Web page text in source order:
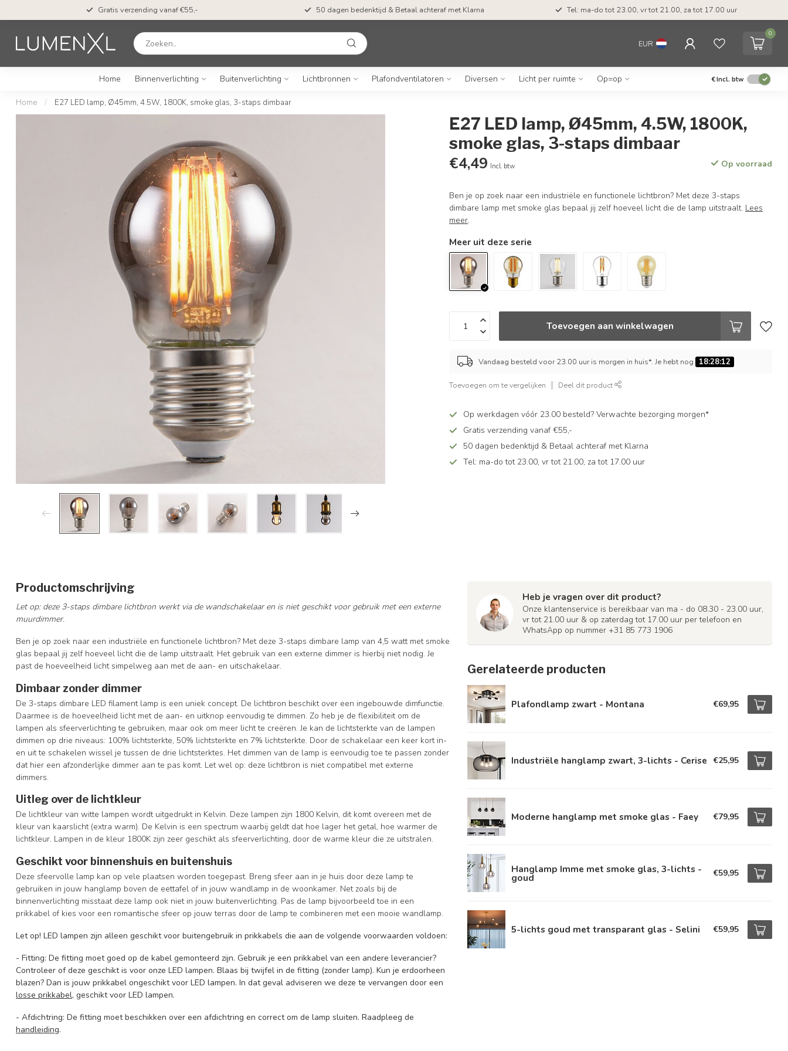
Gratis verzending vanaf €55,- 50 dagen bedenktijd & Betaal achteraf met Klarna Tel: ma-do tot 23.00, vr tot 21.00, za tot 17.00 uur
EUR
0
Home Binnenverlichting Buitenverlichting Lichtbronnen Plafondventilatoren Diversen Licht per ruimte Op=op €Incl. btw
Home / E27 LED lamp, Ø45mm, 4.5W, 1800K, smoke glas, 3-staps dimbaar
E27 LED lamp, Ø45mm, 4.5W, 1800K,
smoke glas, 3-staps dimbaar
€4,49 Incl. btw Op voorraad
Ben je op zoek naar een industriële en functionele lichtbron? Met deze 3-staps
dimbare lamp met smoke glas bepaal jij zelf hoeveel licht die de lamp uitstraalt. Lees
meer.
Meer uit deze serie
Toevoegen aan winkelwagen
Vandaag besteld voor 23.00 uur is morgen in huis*. Je hebt nog 18:28:12
Toevoegen om te vergelijken Deel dit product
Op werkdagen vóór 23.00 besteld? Verwachte bezorging morgen*
Gratis verzending vanaf €55,-
50 dagen bedenktijd & Betaal achteraf met Klarna
Tel: ma-do tot 23.00, vr tot 21.00, za tot 17.00 uur
Productomschrijving
Let op: deze 3-staps dimbare lichtbron werkt via de wandschakelaar en is niet geschikt voor gebruik met een externe
muurdimmer.
Ben je op zoek naar een industriële en functionele lichtbron? Met deze 3-staps dimbare lamp van 4,5 watt met smoke
glas bepaal jij zelf hoeveel licht die de lamp uitstraalt. Het gebruik van een externe dimmer is hierbij niet nodig. Je
past de hoeveelheid licht simpelweg aan met de aan- en uitschakelaar.
Dimbaar zonder dimmer
De 3-staps dimbare LED filament lamp is een uniek concept. De lichtbron beschikt over een ingebouwde dimfunctie.
Daarmee is de hoeveelheid licht met de aan- en uitknop eenvoudig te dimmen. Zo heb je de flexibiliteit om de
lampen als sfeerverlichting te gebruiken, maar ook om meer licht te creëren. Je kan de lichtsterkte van de lampen
dimmen op drie niveaus: 100% lichtsterkte, 50% lichtsterkte en 7% lichtsterkte. Door de schakelaar een keer kort in-
en uit te schakelen wissel je tussen de drie lichtsterktes. Het dimmen van de lamp is eenvoudig toe te passen zonder
dat hier een afzonderlijke dimmer aan te pas komt. Let wel op: deze lichtbron is niet compatibel met externe
dimmers.
Uitleg over de lichtkleur
De lichtkleur van witte lampen wordt uitgedrukt in Kelvin. Deze lampen zijn 1800 Kelvin, dit komt overeen met de
kleur van kaarslicht (extra warm). De Kelvin is een spectrum waarbij geldt dat hoe lager het getal, hoe warmer de
lichtkleur. Lampen in de kleur 1800K zijn zeer geschikt als sfeerverlichting, door de warme kleur die ze uitstralen.
Geschikt voor binnenshuis en buitenshuis
Deze sfeervolle lamp kan op vele plaatsen worden toegepast. Breng sfeer aan in je huis door deze lamp te
gebruiken in jouw hanglamp boven de eettafel of in jouw wandlamp in de woonkamer. Net zoals bij de
binnenverlichting misstaat deze lamp ook niet in jouw buitenverlichting. Pas de lamp bijvoorbeeld toe in een
prikkabel of kies voor een romantische sfeer op jouw terras door de lamp te combineren met een mooie wandlamp.
Let op! LED lampen zijn alleen geschikt voor buitengebruik in prikkabels die aan de volgende voorwaarden voldoen:
- Fitting: De fitting moet goed op de kabel gemonteerd zijn. Gebruik je een prikkabel van een andere leverancier?
Controleer of deze geschikt is voor onze LED lampen. Blaas bij twijfel in de fitting (zonder lamp). Kun je erdoorheen
blazen? Dan is jouw prikkabel ongeschikt voor LED lampen. In dat geval adviseren we deze te vervangen door een
losse prikkabel, geschikt voor LED lampen.
- Afdichtring: De fitting moet beschikken over een afdichtring en correct om de lamp sluiten. Raadpleeg de
handleiding.
Heb je vragen over dit product?
Onze klantenservice is bereikbaar van ma - do 08.30 - 23.00 uur,
vr tot 21.00 uur & op zaterdag tot 17.00 uur per telefoon en
WhatsApp op nummer +31 85 773 1906
Gerelateerde producten
Plafondlamp zwart - Montana €69,95
Industriële hanglamp zwart, 3-lichts - Cerise €25,95
Moderne hanglamp met smoke glas - Faey €79,95
Hanglamp Imme met smoke glas, 3-lichts -
goud €59,95
5-lichts goud met transparant glas - Selini €59,95